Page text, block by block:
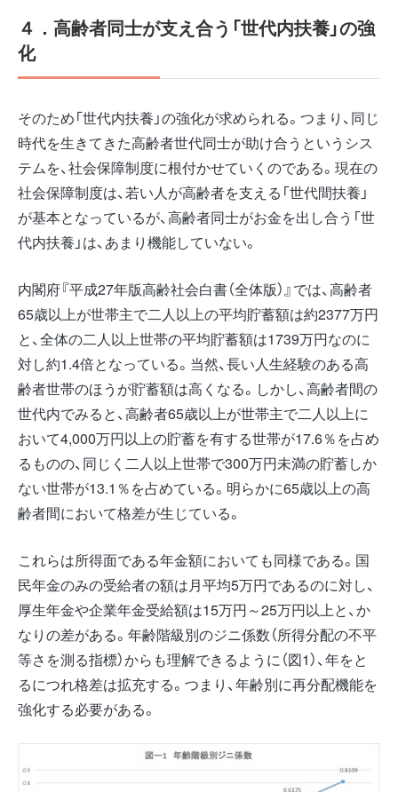
４．高齢者同士が支え合う「世代内扶養」の強
化
そのため「世代内扶養」の強化が求められる。つまり、同じ
時代を生きてきた高齢者世代同士が助け合うというシス
テムを、社会保障制度に根付かせていくのである。現在の
社会保障制度は、若い人が高齢者を支える「世代間扶養」
が基本となっているが、高齢者同士がお金を出し合う「世
代内扶養」は、あまり機能していない。
内閣府『平成27年版高齢社会白書（全体版）』では、高齢者
65歳以上が世帯主で二人以上の平均貯蓄額は約2377万円
と、全体の二人以上世帯の平均貯蓄額は1739万円なのに
対し約1.4倍となっている。当然、長い人生経験のある高
齢者世帯のほうが貯蓄額は高くなる。しかし、高齢者間の
世代内でみると、高齢者65歳以上が世帯主で二人以上に
おいて4,000万円以上の貯蓄を有する世帯が17.6％を占め
るものの、同じく二人以上世帯で300万円未満の貯蓄しか
ない世帯が13.1％を占めている。明らかに65歳以上の高
齢者間において格差が生じている。
これらは所得面である年金額においても同様である。国
民年金のみの受給者の額は月平均5万円であるのに対し、
厚生年金や企業年金受給額は15万円～25万円以上と、か
なりの差がある。年齢階級別のジニ係数（所得分配の不平
等さを測る指標）からも理解できるように（図1）、年をと
るにつれ格差は拡充する。つまり、年齢別に再分配機能を
強化する必要がある。